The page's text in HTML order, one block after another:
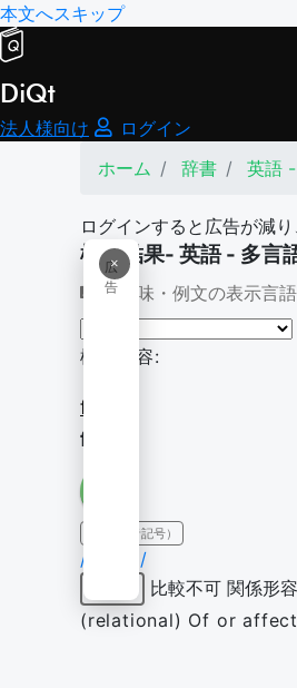
本文へスキップ
DiQt
法人様向け
ログイン
ホーム
辞書 英語
ログインすると広告が減
×
広
告
検索結果- 英語 - 多言
意味・例文の表示言語
検索内容:
facial
facial
IPA（発音記号）
/ˈfeɪ.ʃəl/
比較不可 関係形
(relational) Of or